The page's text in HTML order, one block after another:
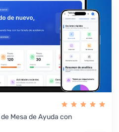
Mesa de Ayuda con